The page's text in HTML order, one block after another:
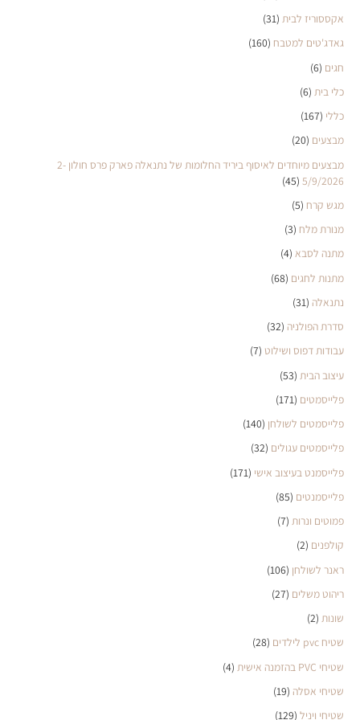
אקססוריז לבית (31)
גאדג'טים למטבח (160)
חגים (6)
כלי בית (6)
כללי (167)
מבצעים (20)
מבצעים מיוחדים לאיסוף ביריד החלומות של נתנאלה פארק פרס חולון 2-
5/9/2026
(45)
מגש קרח (5)
מנורת מלח (3)
מתנה לסבא (4)
מתנות לחגים (68)
נתנאלה (31)
סדרת הפולניה (32)
עבודות דפוס ושילוט (7)
עיצוב הבית (53)
פלייסמטים (171)
פלייסמטים לשולחן (140)
פלייסמטים עגולים (32)
פלייסמנט בעיצוב אישי (171)
פלייסמנטים (85)
פמוטים ונרות (7)
קולפנים (2)
ראנר לשולחן (106)
ריהוט משלים (27)
שונות (2)
שטיח pvc לילדים
(28)
שטיחי PVC בהזמנה אישית
(4)
שטיחי אסלה (19)
שטיחי ויניל (129)